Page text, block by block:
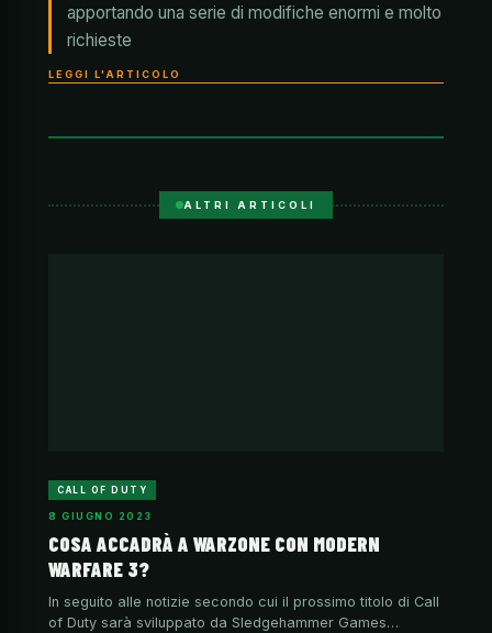
apportando una serie di modifiche enormi e molto
richieste
LEGGI L'ARTICOLO
ALTRI ARTICOLI
CALL OF DUTY
8 GIUGNO 2023
COSA ACCADRÀ A WARZONE CON MODERN
WARFARE 3?
In seguito alle notizie secondo cui il prossimo titolo di Call
of Duty sarà sviluppato da Sledgehammer Games…